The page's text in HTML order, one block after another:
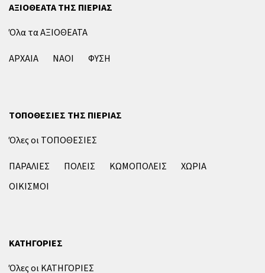
ΑΞΙΟΘΕΑΤΑ ΤΗΣ ΠΙΕΡΙΑΣ
Όλα τα ΑΞΙΟΘΕΑΤΑ
ΑΡΧΑΙΑ
ΝΑΟΙ ΦΥΣΗ
ΤΟΠΟΘΕΣΙΕΣ ΤΗΣ ΠΙΕΡΙΑΣ
Όλες οι ΤΟΠΟΘΕΣΙΕΣ
ΠΑΡΑΛΙΕΣ
ΠΟΛΕΙΣ ΚΩΜΟΠΟΛΕΙΣ
ΧΩΡΙΑ
ΟΙΚΙΣΜΟΙ
ΚΑΤΗΓΟΡΙΕΣ
Όλες οι ΚΑΤΗΓΟΡΙΕΣ